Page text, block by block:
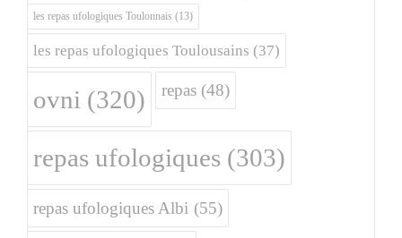
les repas ufologiques Toulonnais (13)
les repas ufologiques Toulousains (37)
ovni (320) repas (48)
repas ufologiques (303)
repas ufologiques Albi (55)